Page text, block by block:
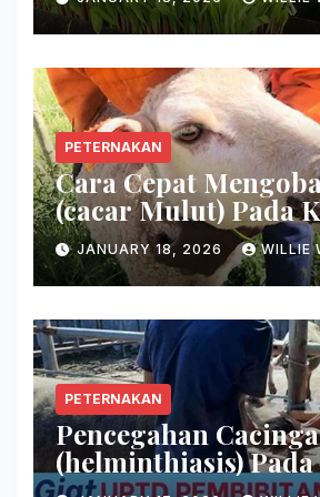
Hanya Dalam 7 Hari!
PETERNAKAN
Cara Cepat
(cacar Mulut) Pada
Hilangkan
Secara Tuntas!
JANUARY 18, 2026 WILLIE
PETERNAKAN
Pencegahan
(helminthiasis)
Basmi Induk